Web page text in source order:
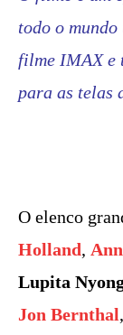
todo o
filme IMAX e
para as telas
O elenco
Holland,
Lupita
Jon Bernthal,